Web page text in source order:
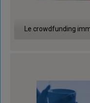
Le crowdfunding